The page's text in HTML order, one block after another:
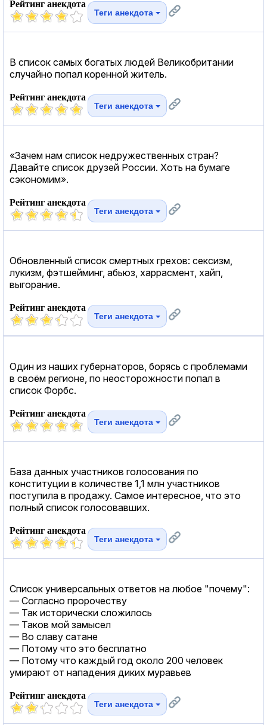
Рейтинг анекдота
Теги анекдота
В список самых богатых людей Великобритании
случайно попал коренной житель.
Рейтинг анекдота
Теги анекдота
«Зачем нам список недружественных стран?
Давайте список друзей России. Хоть на бумаге
сэкономим».
Рейтинг анекдота
Теги анекдота
Обновленный список смертных грехов: сексизм,
лукизм, фэтшейминг, абьюз, харрасмент, хайп,
выгорание.
Рейтинг анекдота
Теги анекдота
Один из наших губернаторов, борясь с проблемами
в своём регионе, по неосторожности попал в
список Форбс.
Рейтинг анекдота
Теги анекдота
База данных участников голосования по
конституции в количестве 1,1 млн участников
поступила в продажу. Самое интересное, что это
полный список голосовавших.
Рейтинг анекдота
Теги анекдота
Список универсальных ответов на любое "почему":
— Согласно пророчеству
— Так исторически сложилось
— Таков мой замысел
— Во славу сатане
— Потому что это бесплатно
— Потому что каждый год около 200 человек
умирают от нападения диких муравьев
Рейтинг анекдота
Теги анекдота